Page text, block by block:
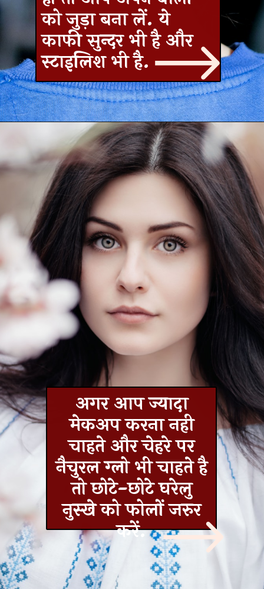
को जुड़ा बना लें. ये
काफी सुन्दर भी है और
स्टाइलिश भी है.
अगर आप ज्यादा
मेकअप करना नही
चाहते और चेहरे पर
नैचुरल ग्लो भी चाहते है
तो छोटे-छोटे घरेलु
नुस्खे को फोलों जरुर
करें.